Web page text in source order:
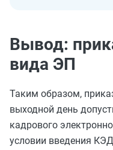
Вывод:
вида ЭП
Таким образом,
выходной день
кадрового
условии введения